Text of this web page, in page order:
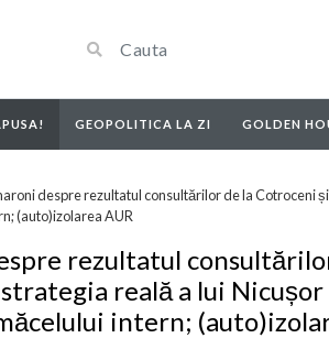
GEOPOLITICA LA ZI GOLDEN
despre rezultatul consultărilor de la Cotroceni
(auto)izolarea AUR
rezultatul
reală a lui Nicușor
intern;